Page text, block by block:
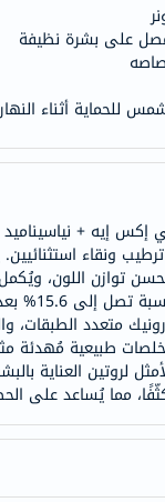
على بشرة نظيفة
للحماية أثناء النهار
ترطيب ونقاء
توازن اللون،
متعدد الطبقات،
لروتين العناية
مما يُساعد على